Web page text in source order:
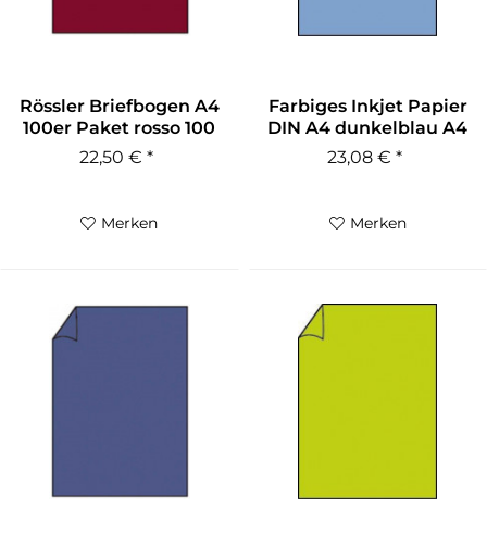
Rössler Briefbogen A4
100er Paket rosso 100
g/qm
22,50 € *
Merken
Farbiges Inkjet Papier
DIN A4 dunkelblau A4
100...
23,08 € *
Merken